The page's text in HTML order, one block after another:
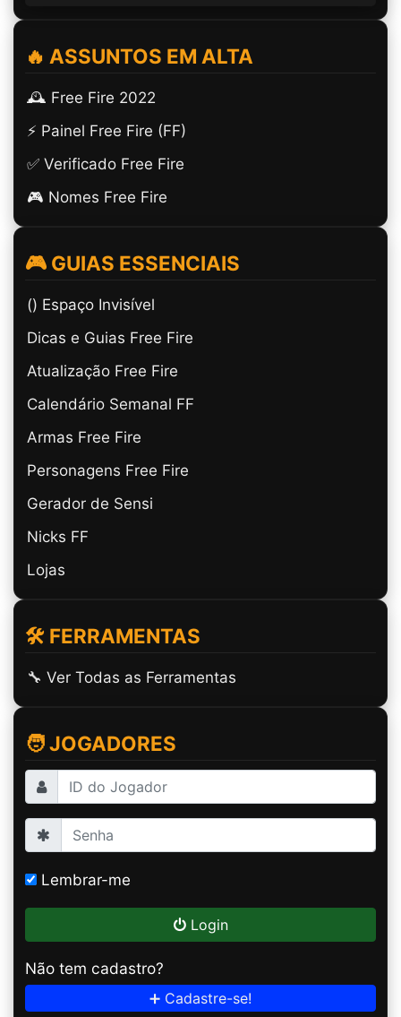
🔥 ASSUNTOS EM ALTA
🕰️ Free Fire 2022
⚡ Painel Free Fire (FF)
✅ Verificado Free Fire
🎮 Nomes Free Fire
🎮 GUIAS ESSENCIAIS
(ㅤ) Espaço Invisível
Dicas e Guias Free Fire
Atualização Free Fire
Calendário Semanal FF
Armas Free Fire
Personagens Free Fire
Gerador de Sensi
Nicks FF
Lojas
🛠️ FERRAMENTAS
🔧 Ver Todas as Ferramentas
🧑 JOGADORES
Lembrar-me
Login
Não tem cadastro?
➕ Cadastre-se!